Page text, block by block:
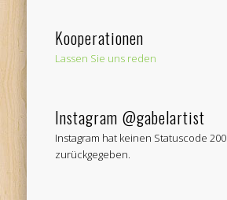
Kooperationen
Lassen Sie uns reden
Instagram @gabelartist
Instagram hat keinen Statuscode 200
zurückgegeben.